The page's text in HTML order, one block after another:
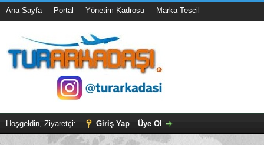
Ana Sayfa Portal Yönetim Kadrosu Marka Tescil
Hoşgeldin, Ziyaretçi: Giriş Yap Üye Ol